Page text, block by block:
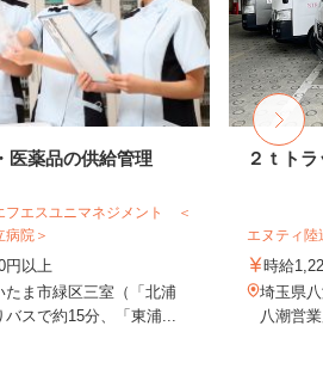
医薬品の供給管理
エスユニマネジメント ＜
病院＞
円以上
たま市緑区三室（「北浦
スで約15分、「東浦...
２ｔト
エヌティ
時給
埼玉県
八潮営